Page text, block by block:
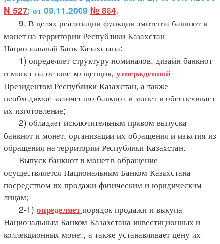
N 527; от 09.11.2009 № 884.
9. В целях реализации функции эмитента банкнот и
монет на территории Республики Казахстан
Национальный Банк Казахстана:
1) определяет структуру номиналов, дизайн банкнот
и монет на основе концепции, утвержденной
Президентом Республики Казахстан, а также
необходимое количество банкнот и монет и обеспечивает
их изготовление;
2) обладает исключительным правом выпуска
банкнот и монет, организации их обращения и изъятия из
обращения на территории Республики Казахстан.
Выпуск банкнот и монет в обращение
осуществляется Национальным Банком Казахстана
посредством их продажи физическим и юридическим
лицам;
2-1) определяетпорядок продажи и выкупа
Национальным Банком Казахстана инвестиционных и
коллекционных монет, а также устанавливает цену их